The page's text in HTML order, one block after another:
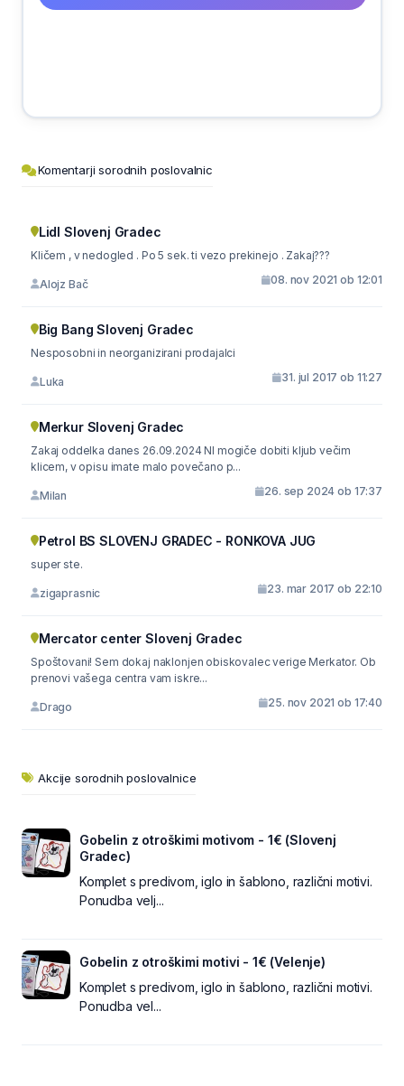
Komentarji sorodnih poslovalnic
Lidl Slovenj Gradec
Kličem , v nedogled . Po 5 sek. ti vezo prekinejo . Zakaj???
Alojz Bač 08. nov 2021 ob 12:01
Big Bang Slovenj Gradec
Nesposobni in neorganizirani prodajalci
Luka 31. jul 2017 ob 11:27
Merkur Slovenj Gradec
Zakaj oddelka danes 26.09.2024 NI mogiče dobiti kljub večim
klicem, v opisu imate malo povečano p...
Milan 26. sep 2024 ob 17:37
Petrol BS SLOVENJ GRADEC - RONKOVA JUG
super ste.
zigaprasnic 23. mar 2017 ob 22:10
Mercator center Slovenj Gradec
Spoštovani! Sem dokaj naklonjen obiskovalec verige Merkator. Ob
prenovi vašega centra vam iskre...
Drago 25. nov 2021 ob 17:40
Akcije sorodnih poslovalnice
Gobelin z otroškimi motivom - 1€ (Slovenj
Gradec)
Komplet s predivom, iglo in šablono, različni motivi.
Ponudba velj...
Gobelin z otroškimi motivi - 1€ (Velenje)
Komplet s predivom, iglo in šablono, različni motivi.
Ponudba vel...